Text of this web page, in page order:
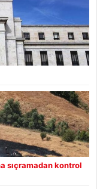
sıçramadan kontrol